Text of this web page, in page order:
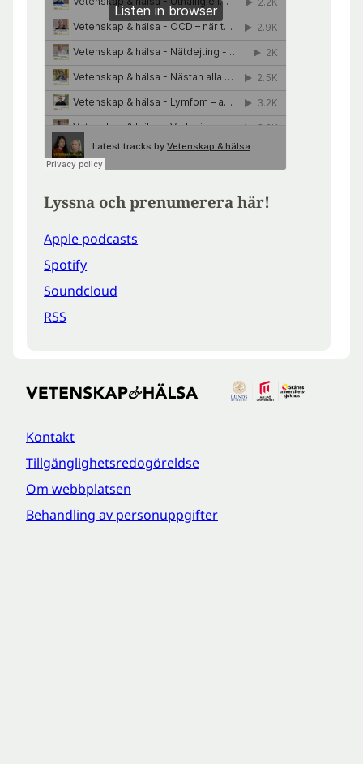
Lyssna och prenumerera här!
Apple podcasts
Spotify
Soundcloud
RSS
Kontakt
Tillgänglighetsredogöreldse
Om webbplatsen
Behandling av personuppgifter